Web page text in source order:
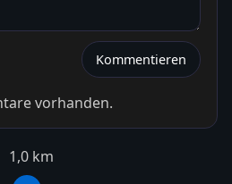
Kommentieren
vorhanden.
1,0 km